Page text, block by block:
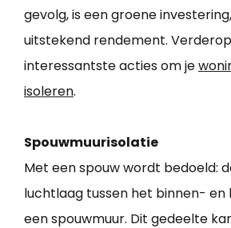
gevolg, is een groene
uitstekend rendement.
interessantste acties om je
isoleren.
Spouwmuurisolatie
Met een spouw wordt bedoeld:
luchtlaag tussen het binnen- en
een spouwmuur. Dit gedeelte